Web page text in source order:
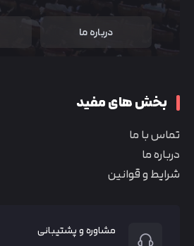
درباره ما
بخش های مفید
تماس با ما
درباره ما
شرایط و قوانین
مشاوره و پشتیبانی
کد ارسال شده را وارد کنید
اصلاح شماره
متوجه شدم